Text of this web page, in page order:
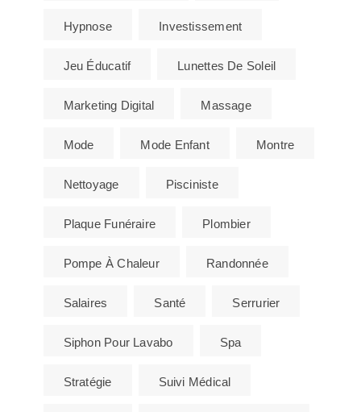
Hypnose Investissement
Jeu Éducatif Lunettes De Soleil
Marketing Digital Massage
Mode Mode Enfant Montre
Nettoyage Pisciniste
Plaque Funéraire Plombier
Pompe À Chaleur Randonnée
Salaires Santé Serrurier
Siphon Pour Lavabo Spa
Stratégie Suivi Médical